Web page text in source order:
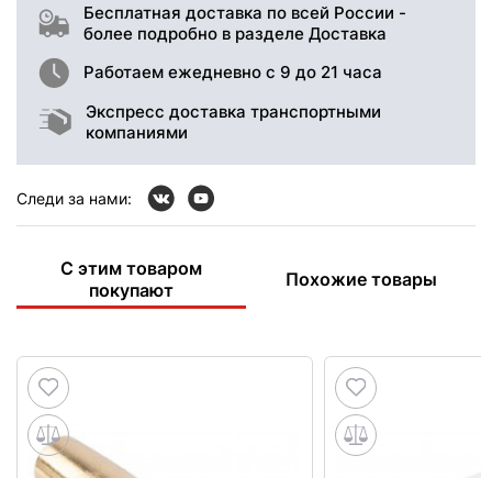
Бесплатная доставка по всей России -
более подробно в разделе Доставка
Работаем ежедневно с 9 до 21 часа
Экспресс доставка транспортными
компаниями
Следи за нами:
С этим товаром
покупают
Похожие товары